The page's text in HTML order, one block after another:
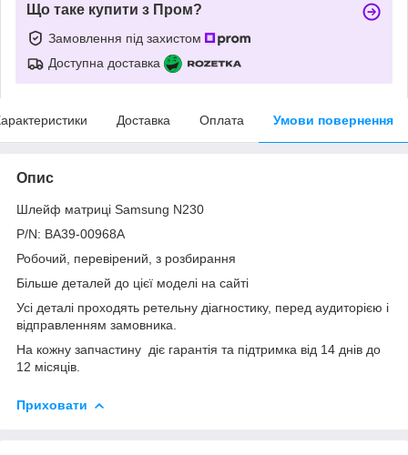
Що таке купити з Пром?
Замовлення під захистом
Доступна доставка
Доставка Оплата Умови повернення
Опис
Шлейф матриці Samsung N230
P/N: BA39-00968A
Робочий, перевірений, з розбирання
Більше деталей до цієї моделі на сайті
Усі деталі проходять ретельну діагностику, перед аудиторією і
відправленням замовника.
На кожну запчастину діє гарантія та підтримка від 14 днів до
12 місяців.
Приховати